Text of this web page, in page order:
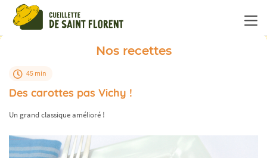
Nos recettes
45 min
Des carottes pas Vichy !
Un grand classique amélioré !
Panneau de gestion des cookies